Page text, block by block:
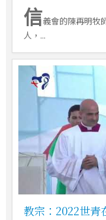
信義會的陳再明牧
人，...
教宗：2022世青